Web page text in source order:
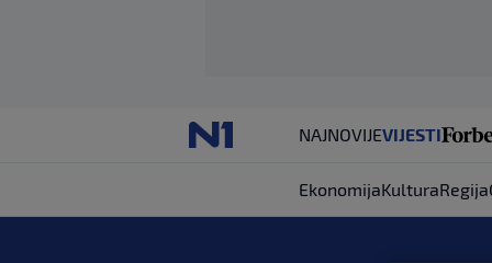
NAJNOVIJEVIJESTI
EkonomijaKulturaRegija